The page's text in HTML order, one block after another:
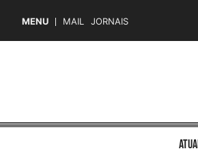
MENU MAIL JORNAIS